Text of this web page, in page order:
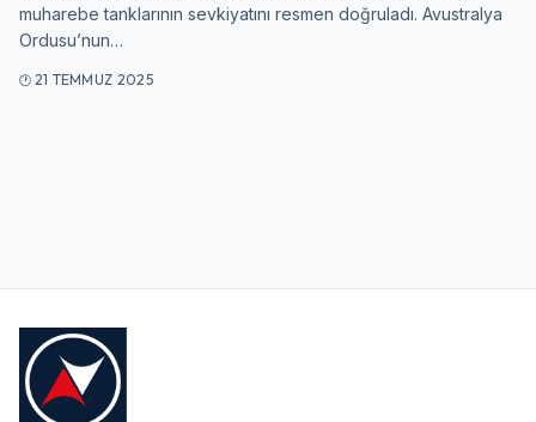
muharebe tanklarının sevkiyatını resmen doğruladı. Avustralya
Ordusu’nun…
21 TEMMUZ 2025
Şifre